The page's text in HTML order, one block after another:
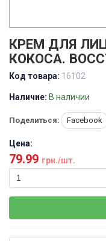
КРЕМ ДЛЯ
КОКОСА.
Код товара: 16102
Наличие: В наличии
Поделиться: Facebook
Цена:
79.99 грн./шт.